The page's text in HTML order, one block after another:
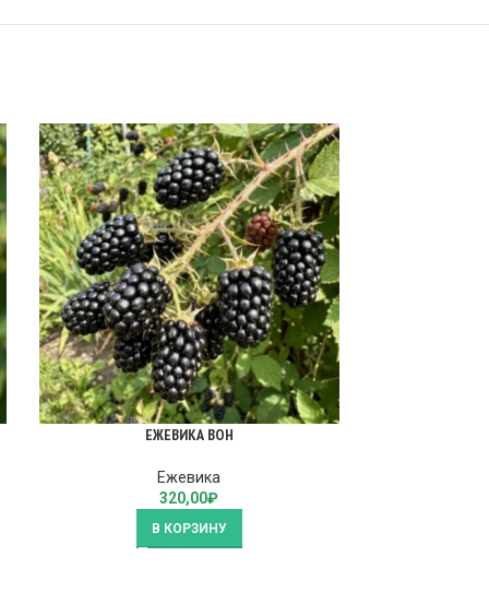
ЕЖЕВИКА ВОН
Ежевика
320,00₽
В КОРЗИНУ